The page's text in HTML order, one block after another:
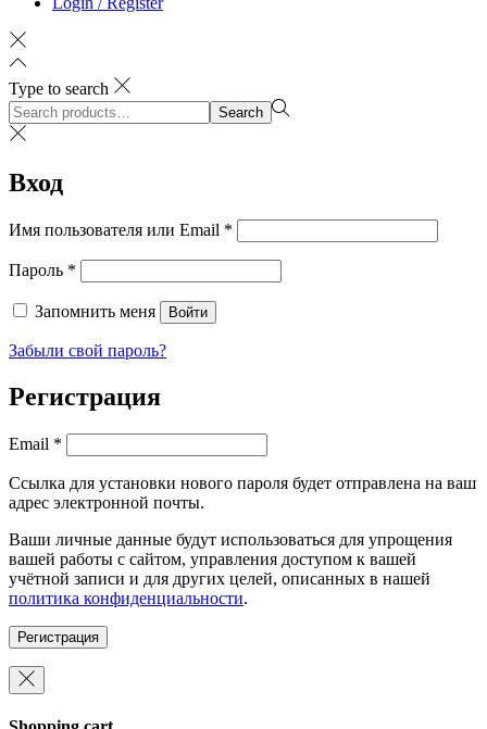
Type to search
Search
for:>
Search
Вход
Имя пользователя или Email *
Пароль *
Запомнить меня Войти
Забыли свой пароль?
Регистрация
Email *
Ссылка для установки нового пароля будет отправлена ​​на ваш
адрес электронной почты.
Ваши личные данные будут использоваться для упрощения
вашей работы с сайтом, управления доступом к вашей
учётной записи и для других целей, описанных в нашей
политика конфиденциальности.
Регистрация